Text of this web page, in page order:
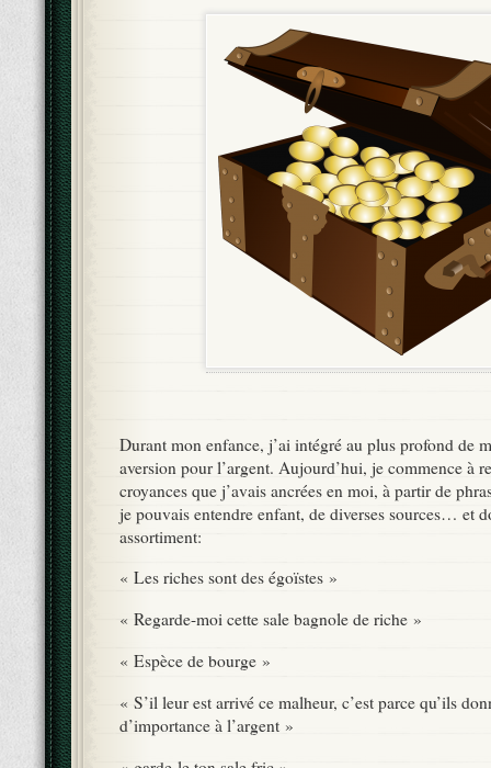
Durant mon enfance, j’ai intégré au plus profond de
aversion pour l’argent. Aujourd’hui, je commence à
croyances que j’avais ancrées en moi, à partir de
je pouvais entendre enfant, de diverses sources… et
assortiment:
« Les riches sont des égoïstes »
« Regarde-moi cette sale bagnole de riche »
« Espèce de bourge »
« S’il leur est arrivé ce malheur, c’est parce qu’ils
d’importance à l’argent »